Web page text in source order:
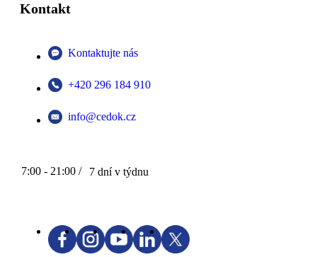
Kontakt
Kontaktujte nás
+420 296 184 910
info@cedok.cz
7:00 - 21:00 / 7 dní v týdnu